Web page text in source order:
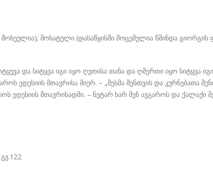
მოხატული (დასაწყისში მოცემულია წმინდა გიორგის
და სიტყვა იგი იყო ღვთისა თანა და ღმერთი იყო სიტყვა
ედესიის მთავრისა მიერ. – „მესმა შენთვის და კურნებათა
ედესიის მთავრისადმი. – ნეტარ ხარ შენ ავგაროს და ქალაქი